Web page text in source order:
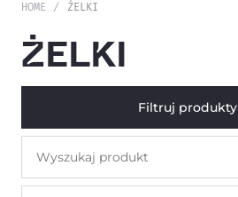
HOME ŻELKI
ŻELKI
Filtruj produkty
produktów